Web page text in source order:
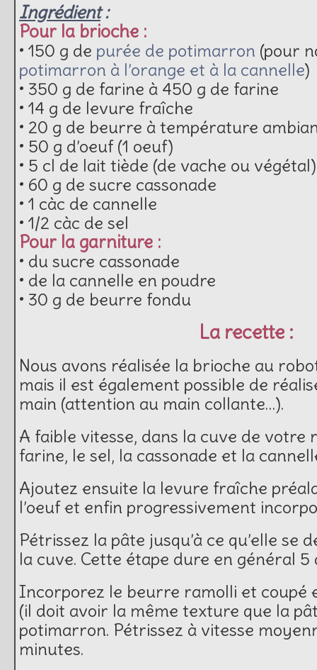
Ingrédient:
Pour la brioche :
• 150 g de purée de potimarron (pour
potimarron à l’orange et à la cannelle)
• 350 g de farine à 450 g de farine
• 14 g de levure fraîche
• 20 g de beurre à température
• 50 g d’oeuf (1 oeuf)
• 5 cl de lait tiède (de vache ou végétal)
• 60 g de sucre cassonade
• 1 càc de cannelle
• 1/2 càc de sel
Pour la garniture :
• du sucre cassonade
• de la cannelle en poudre
• 30 g de beurre fondu
La recette :
Nous avons réalisée la brioche au
mais il est également possible de
main (attention au main collante…).
A faible vitesse, dans la cuve de votre
farine, le sel, la cassonade et la
Ajoutez ensuite la levure fraîche
l’oeuf et enfin progressivement
Pétrissez la pâte jusqu’à ce qu’elle se
la cuve. Cette étape dure en général 5
Incorporez le beurre ramolli et coupé
(il doit avoir la même texture que la
potimarron. Pétrissez à vitesse
minutes.